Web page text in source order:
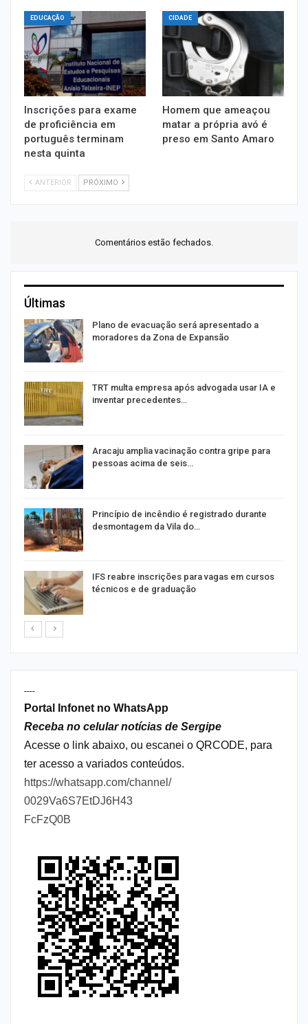
EDUCAÇÃO
Inscrições para exame
de proficiência em
português terminam
nesta quinta
CIDADE
Homem que ameaçou
matar a própria avó é
preso em Santo Amaro
ANTERIOR PRÓXIMO
Comentários estão fechados.
Últimas
Plano de evacuação será apresentado a
moradores da Zona de Expansão
TRT multa empresa após advogada usar IA e
inventar precedentes…
Aracaju amplia vacinação contra gripe para
pessoas acima de seis…
Princípio de incêndio é registrado durante
desmontagem da Vila do…
IFS reabre inscrições para vagas em cursos
técnicos e de graduação
----
Portal Infonet no WhatsApp
Receba no celular notícias de Sergipe
Acesse o link abaixo, ou escanei o QRCODE, para
ter acesso a variados conteúdos.
https://whatsapp.com/channel/
0029Va6S7EtDJ6H43
FcFzQ0B